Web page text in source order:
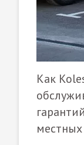
Как
местных